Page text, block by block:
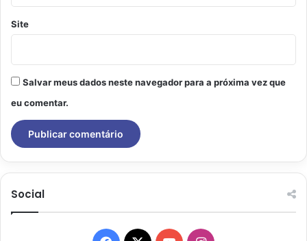
Site
Salvar meus dados neste navegador para a próxima vez que
eu comentar.
Social